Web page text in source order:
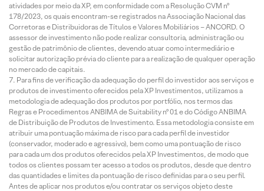
atividades por meio da XP, em conformidade com a Resolução CVM nº
178/2023, os quais encontram-se registrados na Associação Nacional das
Corretoras e Distribuidoras de Títulos e Valores Mobiliários – ANCORD. O
assessor de investimento não pode realizar consultoria, administração ou
gestão de patrimônio de clientes, devendo atuar como intermediário e
solicitar autorização prévia do cliente para a realização de qualquer operação
no mercado de capitais.
Para fins de verificação da adequação do perfil do investidor aos serviços e
produtos de investimento oferecidos pela XP Investimentos, utilizamos a
metodologia de adequação dos produtos por portfólio, nos termos das
Regras e Procedimentos ANBIMA de Suitability nº 01 e do Código ANBIMA
de Distribuição de Produtos de Investimento. Essa metodologia consiste em
atribuir uma pontuação máxima de risco para cada perfil de investidor
(conservador, moderado e agressivo), bem como uma pontuação de risco
para cada um dos produtos oferecidos pela XP Investimentos, de modo que
todos os clientes possam ter acesso a todos os produtos, desde que dentro
das quantidades e limites da pontuação de risco definidas para o seu perfil.
Antes de aplicar nos produtos e/ou contratar os serviços objeto deste